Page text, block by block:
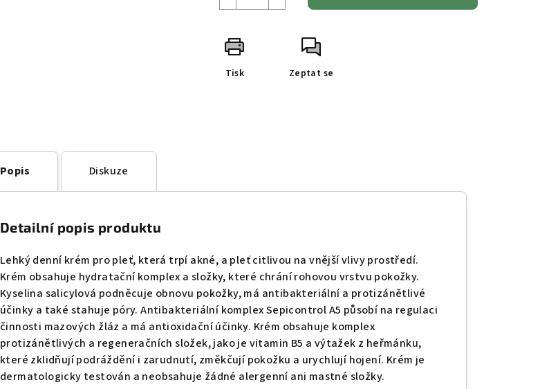
Tisk Zeptat se
Popis Diskuze
Detailní popis produktu
Lehký denní krém pro pleť, která trpí akné, a pleť citlivou na vnější vlivy prostředí.
Krém obsahuje hydratační komplex a složky, které chrání rohovou vrstvu pokožky.
Kyselina salicylová podněcuje obnovu pokožky, má antibakteriální a protizánětlivé
účinky a také stahuje póry. Antibakteriální komplex Sepicontrol A5 působí na regulaci
činnosti mazových žláz a má antioxidační účinky. Krém obsahuje komplex
protizánětlivých a regeneračních složek, jako je vitamin В5 a výtažek z heřmánku,
které zklidňují podráždění i zarudnutí, změkčují pokožku a urychlují hojení. Krém je
dermatologicky testován a neobsahuje žádné alergenní ani mastné složky.